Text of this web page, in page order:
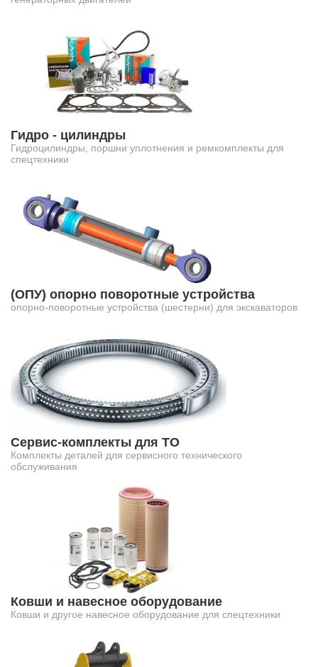
Гидро - цилиндры
Гидроцилиндры, поршни уплотнения и ремкомплекты для
спецтехники
(ОПУ) опорно поворотные устройства
опорно-поворотные устройства (шестерни) для экскаваторов
Сервис-комплекты для ТО
Комплекты деталей для сервисного технического
обслуживания
Ковши и навесное оборудование
Ковши и другое навесное оборудование для спецтехники